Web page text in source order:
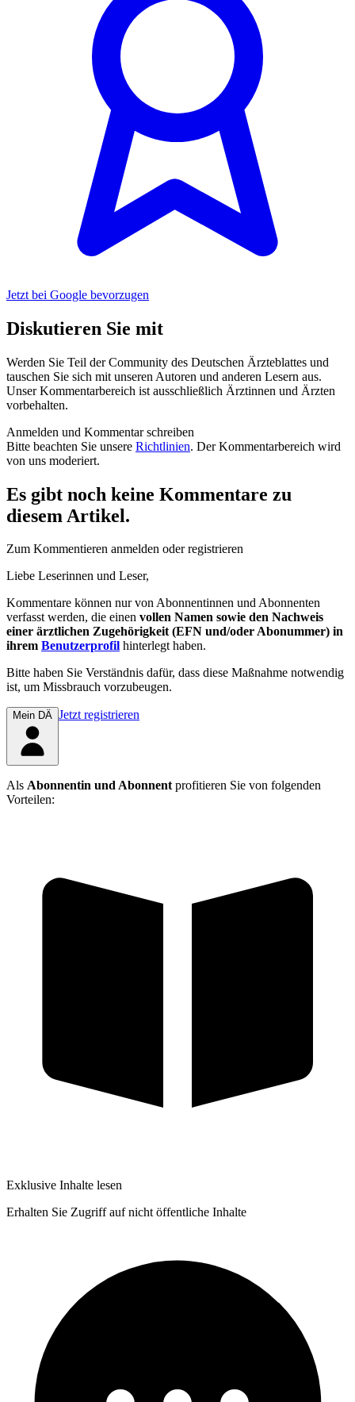
Jetzt bei Google bevorzugen
Diskutieren Sie mit
Werden Sie Teil der Community des Deutschen Ärzteblattes und
tauschen Sie sich mit unseren Autoren und anderen Lesern aus.
Unser Kommentarbereich ist ausschließlich Ärztinnen und Ärzten
vorbehalten.
Anmelden und Kommentar schreiben
Bitte beachten Sie unsere Richtlinien. Der Kommentarbereich wird
von uns moderiert.
Es gibt noch keine Kommentare zu
diesem Artikel.
Zum Kommentieren anmelden oder registrieren
Liebe Leserinnen und Leser,
Kommentare können nur von Abonnentinnen und Abonnenten
verfasst werden, die einen vollen Namen sowie den Nachweis
einer ärztlichen Zugehörigkeit (EFN und/oder Abonummer) in
ihrem Benutzerprofil hinterlegt haben.
Bitte haben Sie Verständnis dafür, dass diese Maßnahme notwendig
ist, um Missbrauch vorzubeugen.
Mein DÄ Jetzt registrieren
Als Abonnentin und Abonnentprofitieren Sie von folgenden
Vorteilen:
Exklusive Inhalte lesen
Erhalten Sie Zugriff auf nicht öffentliche Inhalte